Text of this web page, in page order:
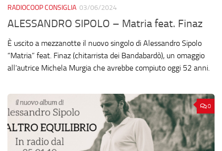
RADIOCOOP CONSIGLIA 03/06/2024
ALESSANDRO SIPOLO – Matria feat. Finaz
È uscito a mezzanotte il nuovo singolo di Alessandro Sipolo
“Matria” feat. Finaz (chitarrista dei Bandabardò), un omaggio
all’autrice Michela Murgia che avrebbe compiuto oggi 52 anni.
0